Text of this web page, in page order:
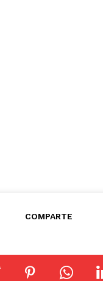
COMPARTE